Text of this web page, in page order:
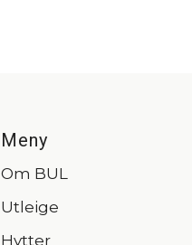
Meny
Om BUL
Utleige
Hytter